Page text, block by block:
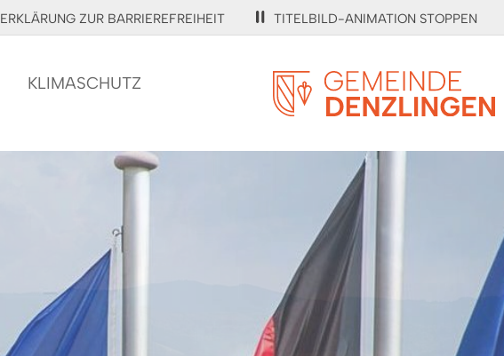
ERKLÄRUNG ZUR BARRIEREFREIHEIT TITELBILD-ANIMATION STOPPEN
KLIMASCHUTZ